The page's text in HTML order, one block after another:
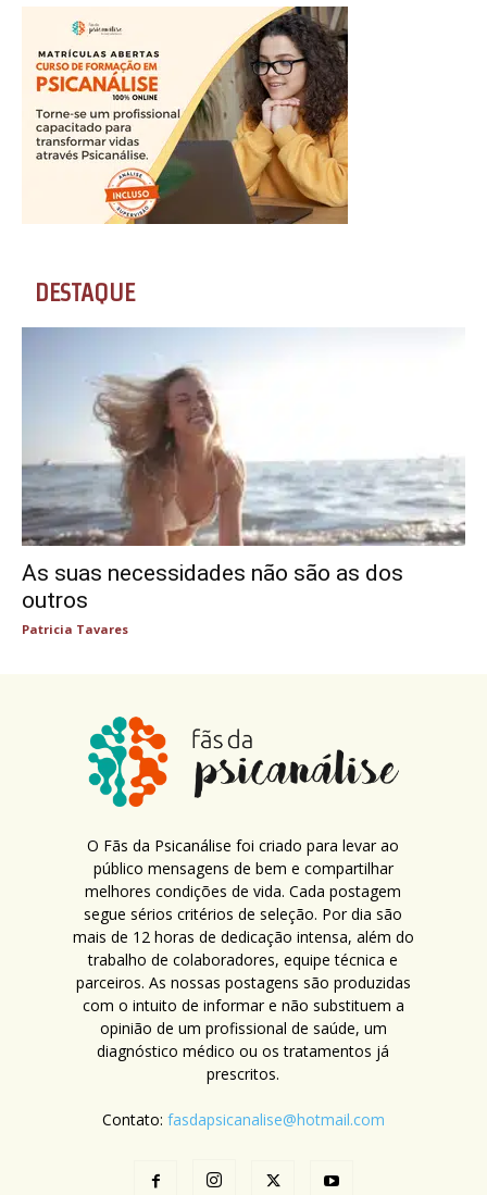
DESTAQUE
As suas necessidades não são as dos
outros
Patricia Tavares
O Fãs da Psicanálise foi criado para levar ao
público mensagens de bem e compartilhar
melhores condições de vida. Cada postagem
segue sérios critérios de seleção. Por dia são
mais de 12 horas de dedicação intensa, além do
trabalho de colaboradores, equipe técnica e
parceiros. As nossas postagens são produzidas
com o intuito de informar e não substituem a
opinião de um profissional de saúde, um
diagnóstico médico ou os tratamentos já
prescritos.
Contato: fasdapsicanalise@hotmail.com